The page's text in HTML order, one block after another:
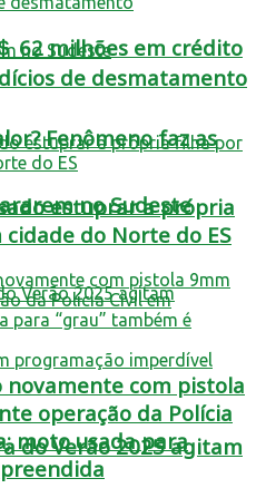
Fenômeno faz as
no Sudeste
do Verão 2025 agitam
62 milhões em crédito
de desmatamento
estuprar a própria
do Norte do ES
novamente com pistola
operação da Polícia
moto usada para